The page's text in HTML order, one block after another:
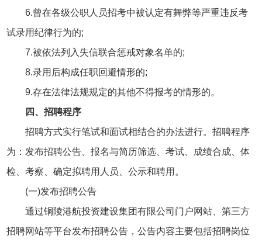
6.曾在各级公职人员招考中被认定有舞弊等严重违反考
试录用纪律行为的;
7.被依法列入失信联合惩戒对象名单的;
8.录用后构成任职回避情形的;
9.存在法律法规规定的其他不得报考的情形的。
四、招聘程序
招聘方式实行笔试和面试相结合的办法进行。招聘程序
为：发布招聘公告、报名与简历筛选、考试、成绩合成、体
检、考察、确定拟聘用人员、公示和聘用。
(一)发布招聘公告
通过铜陵港航投资建设集团有限公司门户网站、第三方
招聘网站等平台发布招聘公告，公告内容主要包括招聘岗位